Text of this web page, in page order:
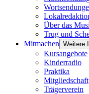
Über das
Trug und
Mitmachen Weitere
Kursangebote
Kinderradio
Praktika
Mitgliedschaft
Trägerverein